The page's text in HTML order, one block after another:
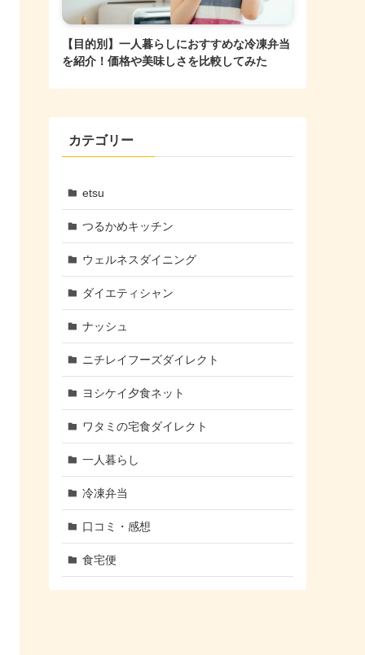
【目的別】一人暮らしにおすすめな冷凍弁当
を紹介！価格や美味しさを比較してみた
カテゴリー
etsu
つるかめキッチン
ウェルネスダイニング
ダイエティシャン
ナッシュ
ニチレイフーズダイレクト
ヨシケイ夕食ネット
ワタミの宅食ダイレクト
一人暮らし
冷凍弁当
口コミ・感想
食宅便